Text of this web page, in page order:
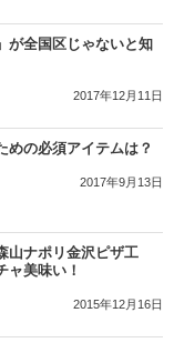
が全国区じゃないと知
2017年12月11日
めの必須アイテムは？
2017年9月13日
山ナポリ金沢ピザ工
ャ美味い！
2015年12月16日